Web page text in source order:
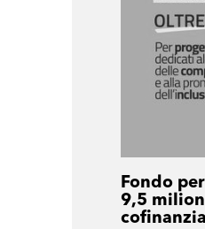
Fondo
9,5